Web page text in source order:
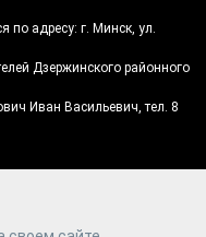
по адресу: г. Минск, ул.
Дзержинского районного
Иван Васильевич, тел. 8